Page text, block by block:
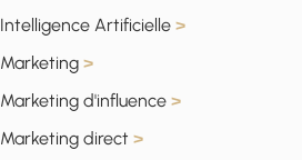
Intelligence Artificielle >
Marketing >
Marketing d'influence >
Marketing direct >